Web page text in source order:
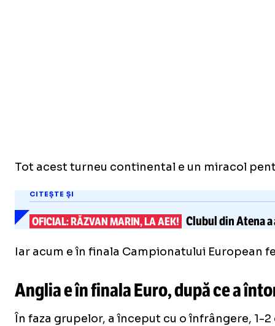
Tot acest turneu continental e un miracol
CITEȘTE ȘI
OFICIAL: RĂZVAN MARIN, LA AEK! Clubul din Atena
Iar acum e în finala Campionatului European
Anglia e în finala Euro, după ce a
În faza grupelor, a început cu o înfrângere, 1-